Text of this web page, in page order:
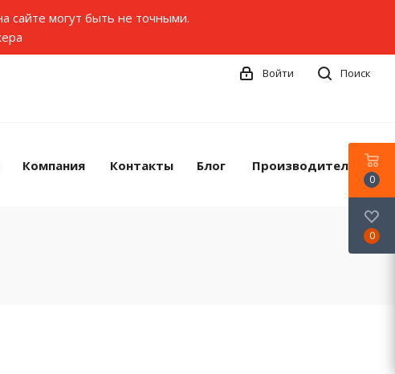
сайте могут быть не точными.
Поиск
Войти
Компания Контакты Блог Производители
0
0